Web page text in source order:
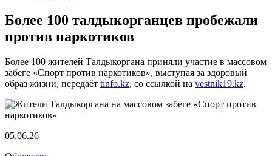
Более 100 талдыкорганцев пробежали
против наркотиков
Более 100 жителей Талдыкоргана приняли участие в массовом
забеге «Спорт против наркотиков», выступая за здоровый
образ жизни, передаёт tinfo.kz, со ссылкой на vestnik19.kz.
05.06.26